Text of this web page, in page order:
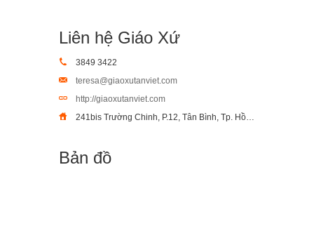
Liên hệ Giáo Xứ
3849 3422
teresa@giaoxutanviet.com
http://giaoxutanviet.com
241bis Trường Chinh, P.12, Tân Bình, Tp. Hồ Chí Minh
Bản đồ